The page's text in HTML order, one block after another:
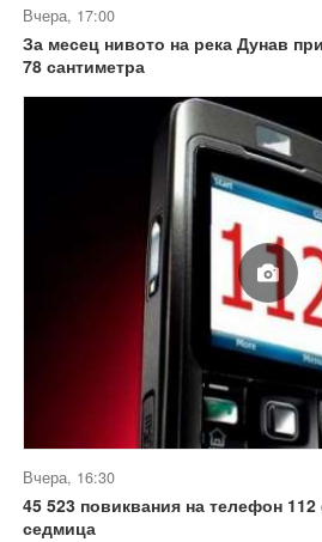
Вчера, 17:00
За месец нивото на река Дунав
78 сантиметра
Вчера, 16:30
45 523 повиквания на телефон 112
седмица